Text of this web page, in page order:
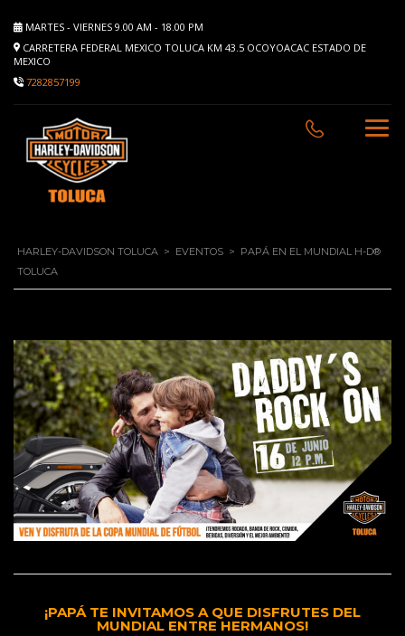
MARTES - VIERNES 9.00 AM - 18.00 PM
CARRETERA FEDERAL MEXICO TOLUCA KM 43.5 OCOYOACAC ESTADO DE
MEXICO
7282857199
HARLEY-DAVIDSON TOLUCA > EVENTOS > PAPÁ EN EL MUNDIAL H-D®
TOLUCA
¡PAPÁ TE INVITAMOS A QUE DISFRUTES DEL
MUNDIAL ENTRE HERMANOS!